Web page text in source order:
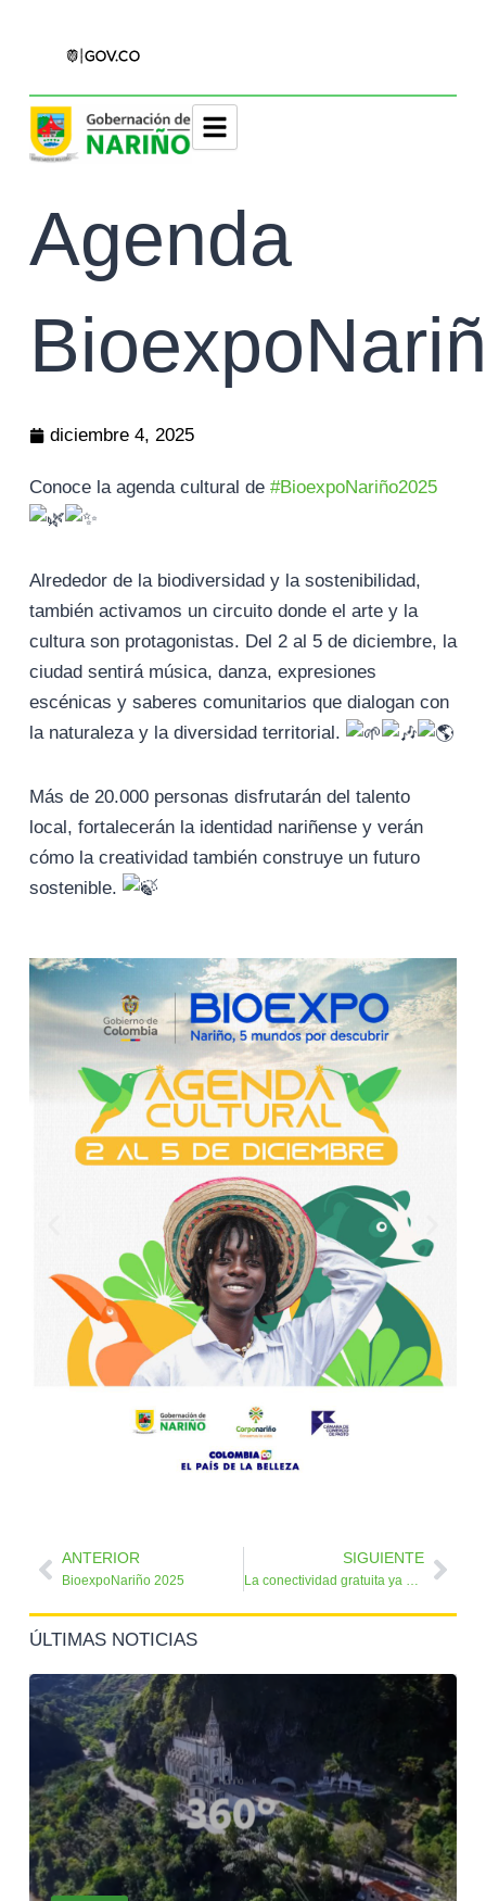
Agenda
diciembre 4, 2025
Conoce la agenda cultural de #BioexpoNariño2025
Alrededor de la biodiversidad y la sostenibilidad,
también activamos un circuito donde el arte y la
cultura son protagonistas. Del 2 al 5 de diciembre, la
ciudad sentirá música, danza, expresiones
escénicas y saberes comunitarios que dialogan con
la naturaleza y la diversidad territorial.
Más de 20.000 personas disfrutarán del talento
local, fortalecerán la identidad nariñense y verán
cómo la creatividad también construye un futuro
sostenible.
Prev
ANTERIOR
BioexpoNariño 2025
SIGUIENTE
La conectividad gratuita ya está mejorando la vida de más de 4.000 habitantes de la vereda Chajal…
ÚLTIMAS NOTICIAS